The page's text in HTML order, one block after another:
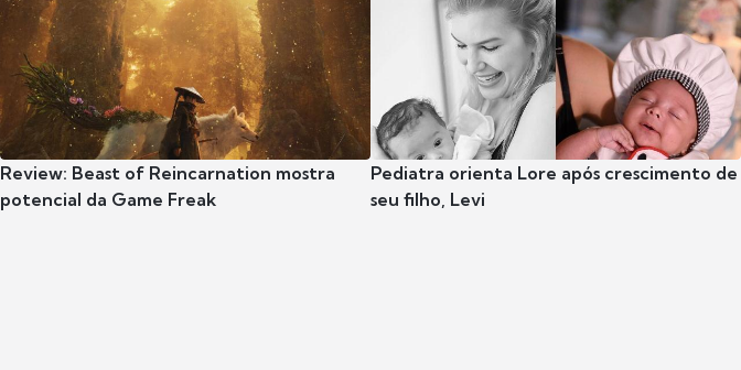
Review: Beast of Reincarnation mostra
potencial da Game Freak
Pediatra orienta Lore após crescimento de
seu filho, Levi